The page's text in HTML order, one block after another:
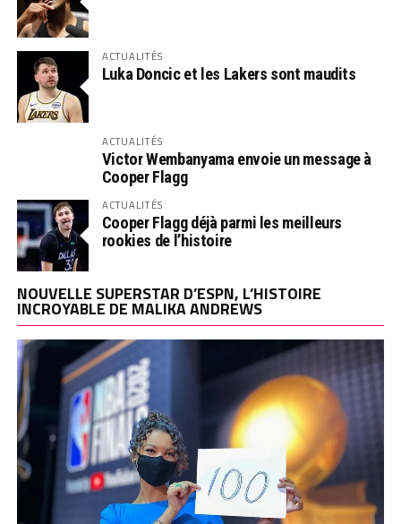
ACTUALITÉS
Luka Doncic et les Lakers sont maudits
ACTUALITÉS
Victor Wembanyama envoie un message à
Cooper Flagg
ACTUALITÉS
Cooper Flagg déjà parmi les meilleurs
rookies de l’histoire
NOUVELLE SUPERSTAR D’ESPN, L’HISTOIRE
INCROYABLE DE MALIKA ANDREWS